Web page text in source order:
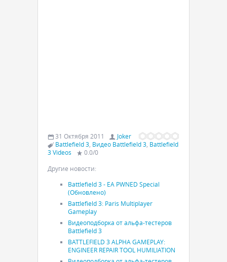
31 Октября 2011
Joker
Battlefield 3 Видео Battlefield 3 Battlefield
3 Videos
0.0/0
Другие новости:
Battlefield 3 - EA PWNED Special
(Обновлено)
Battlefield 3: Paris Multiplayer
Gameplay
Видеоподборка от альфа-тестеров
Battlefield 3
BATTLEFIELD 3 ALPHA GAMEPLAY:
ENGINEER REPAIR TOOL HUMILIATION